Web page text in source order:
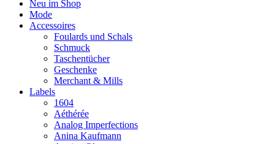
Neu im Shop
Mode
Accessoires
Foulards und Schals
Schmuck
Taschentücher
Geschenke
Merchant & Mills
Labels
1604
Aéthérée
Analog Imperfections
Anina Kaufmann